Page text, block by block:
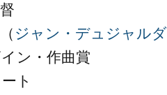
ジャン・デュジャル
ン・作曲賞
ト